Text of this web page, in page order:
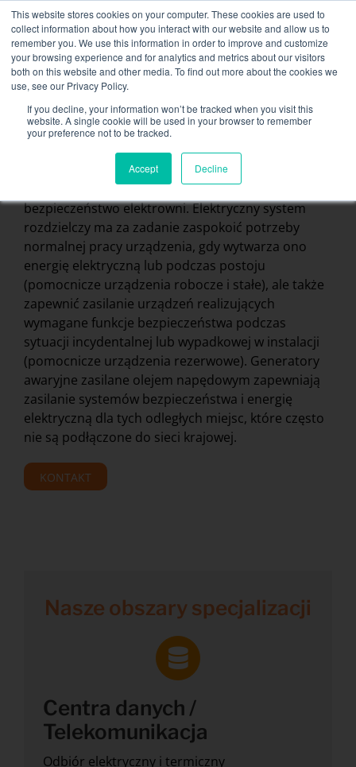
This website stores cookies on your computer. These cookies are used to
collect information about how you interact with our website and allow us to
remember you. We use this information in order to improve and customize
your browsing experience and for analytics and metrics about our visitors
both on this website and other media. To find out more about the cookies we
use, see our Privacy Policy.
If you decline, your information won’t be tracked when you visit this
website. A single cookie will be used in your browser to remember
your preference not to be tracked.
Accept Decline
content
NEW FLEET: Dostępne banki mocy 3,5 MW / MVA,
więcej informacji tutaj.
KONTAKT
Toggle
Usługi powiązane
Secteurs et solutions
Firma
Zasoby
Kontakt
Kalendarz
Ropa i gaz
Eksploatacja elektrowni na paliwa kopalne wymaga
systemu zasilania, który zapewni działanie i
bezpieczeństwo elektrowni. Elektryczny system
rozdzielczy ma za zadanie zaspokoić potrzeby
normalnej pracy urządzenia, gdy wytwarza ono
energię elektryczną lub podczas postoju
(pomocnicze urządzenia robocze i stałe), ale także
zapewnić zasilanie urządzeń realizujących
wymagane funkcje bezpieczeństwa podczas
sytuacji incydentalnej lub wypadkowej w instalacji
(pomocnicze urządzenia rezerwowe). Generatory
awaryjne zasilane olejem napędowym zapewniają
zasilanie systemów bezpieczeństwa i energię
elektryczną dla tych odległych miejsc, które często
nie są podłączone do sieci krajowej.
KONTAKT
Nasze obszary specjalizacji
Centra danych /
Telekomunikacja
Odbiór elektryczny i termiczny